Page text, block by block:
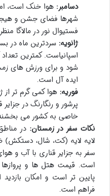
دسامبر: هوا خنک است،
شهرها فضای جشن و
فستیوال نور در مالاگا
ژانویه: سردترین ماه در
اسپانیاست. کمترین
شود و برای ورزش های
ایده آل است.
فوریه: هوا کمی گرم تر از
پرشور و رنگارنگ در
خاصی به کشور می
نکات سفر در زمستان: در
لایه لایه (کت، شال، دستکش)
سفر به جزایر قناری با آب و
است. قیمت هتل ها و
پایین تر است و امکان
فراهم است.